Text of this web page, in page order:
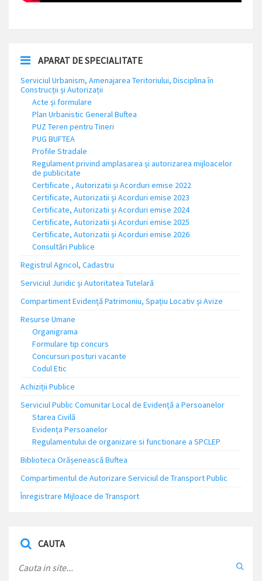
APARAT DE SPECIALITATE
Serviciul Urbanism, Amenajarea Teritoriului, Disciplina în
Construcții și Autorizații
Acte și formulare
Plan Urbanistic General Buftea
PUZ Teren pentru Tineri
PUG BUFTEA
Profile Stradale
Regulament privind amplasarea și autorizarea mijloacelor
de publicitate
Certificate , Autorizatii și Acorduri emise 2022
Certificate, Autorizatii și Acorduri emise 2023
Certificate, Autorizatii și Acorduri emise 2024
Certificate, Autorizatii și Acorduri emise 2025
Certificate, Autorizatii și Acorduri emise 2026
Consultări Publice
Registrul Agricol, Cadastru
Serviciul Juridic și Autoritatea Tutelară
Compartiment Evidență Patrimoniu, Spațiu Locativ și Avize
Resurse Umane
Organigrama
Formulare tip concurs
Concursuri posturi vacante
Codul Etic
Achiziții Publice
Serviciul Public Comunitar Local de Evidență a Persoanelor
Starea Civilă
Evidența Persoanelor
Regulamentului de organizare si functionare a SPCLEP
Biblioteca Orășenească Buftea
Compartimentul de Autorizare Serviciul de Transport Public
Înregistrare Mijloace de Transport
CAUTA